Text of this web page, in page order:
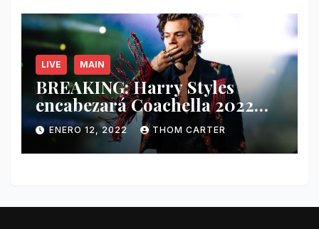
LIVE MAIN
BREAKING: Harry Styles
encabezará Coachella 2022
junto a Kanye West y Billie
Eilish.
ENERO 12, 2022 THOM CARTER